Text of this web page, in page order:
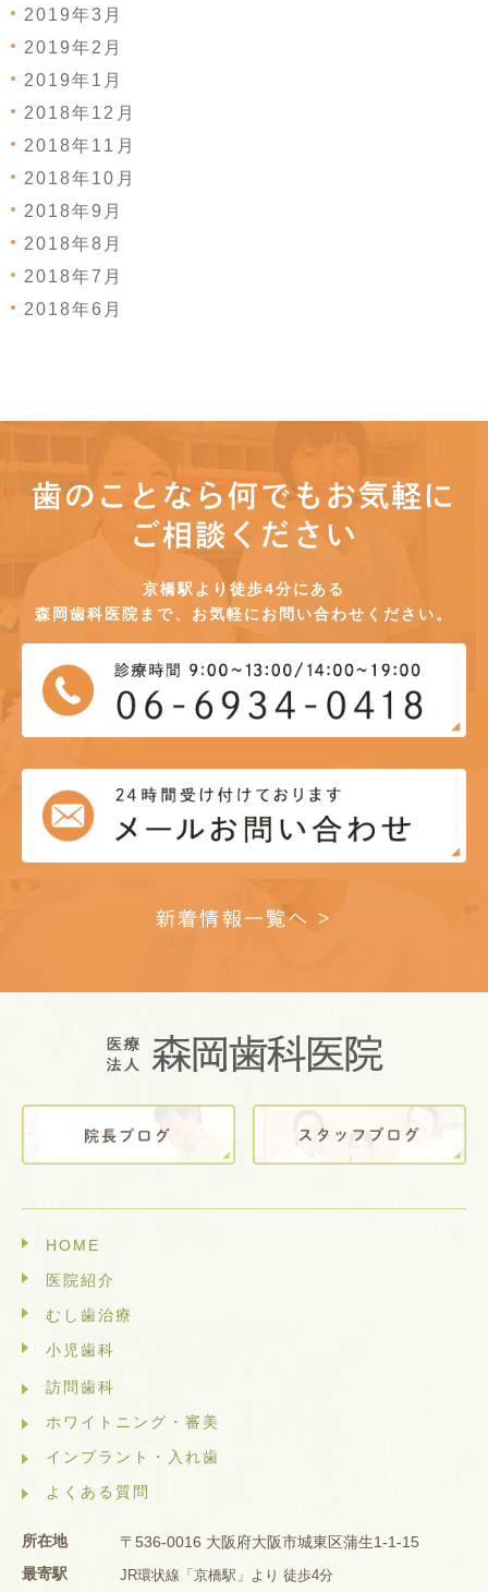
2019年3月
2019年2月
2019年1月
2018年12月
2018年11月
2018年10月
2018年9月
2018年8月
2018年7月
2018年6月
歯のことなら何でもお気軽に
ご相談ください
京橋駅より徒歩4分にある
森岡歯科医院まで、お気軽にお問い合わせください。
新着情報一覧へ >
HOME
医院紹介
むし歯治療
小児歯科
訪問歯科
ホワイトニング・審美
インプラント・入れ歯
よくある質問
所在地
〒536-0016 大阪府大阪市城東区蒲生1-1-15
最寄駅
JR環状線「京橋駅」より 徒歩4分